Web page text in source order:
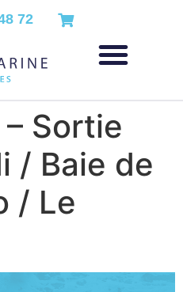
72
– Sortie
/ Baie de
/ Le